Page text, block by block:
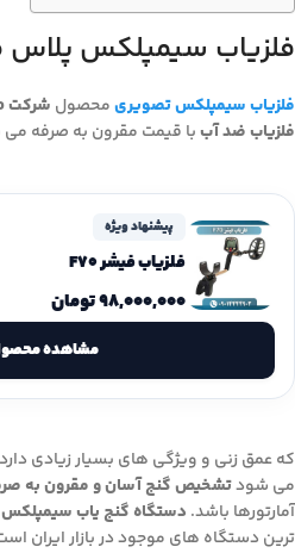
فلزیاب سیمپلکس پلاس
فلزیاب سیمپلکس تصویریمحصول شرکت Nokta Makro ترکیه
فلزیاب ضد آببا قیمت مقرون به صرفه می
پیشنهاد ویژه
فلزیاب فیشر F70
۹۸,۰۰۰,۰۰۰تومان
مشاهده
که عمق زنی و ویژگی های بسیار زیادی
می شودتشخیص گنج آسان و مقرون به
آمارتورها باشد. دستگاه گنج یاب
ترین دستگاه های موجود در بازار ایران